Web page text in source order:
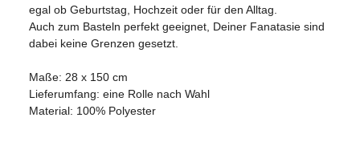
egal ob Geburtstag, Hochzeit oder für den Alltag.
Auch zum Basteln perfekt geeignet, Deiner Fanatasie sind
dabei keine Grenzen gesetzt.
Maße: 28 x 150 cm
Lieferumfang: eine Rolle nach Wahl
Material: 100% Polyester